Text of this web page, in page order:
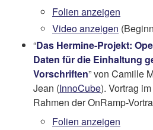
Folien anzeigen
Video anzeigen
“Das Hermine-Projekt:
Daten für die Einhaltung
Vorschriften” von Camille
Jean (InnoCube). Vortrag
Rahmen der OnRamp-
Folien anzeigen